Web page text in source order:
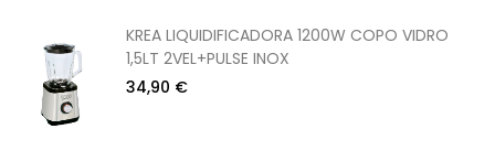
KREA LIQUIDIFICADORA 1200W COPO VIDRO
1,5LT 2VEL+PULSE INOX
34,90 €